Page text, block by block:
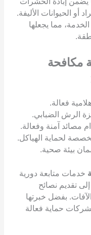
الحيوانات الأليفة.
مما يجعلها
مكافحة
فعالة.
الرش الضبابي.
مصائد آمنة وفعالة.
لحماية الهياكل.
بيئة صحية.
خدمات متابعة دورية
تقديم نصائح
بفضل خبرتها
حماية فعالة